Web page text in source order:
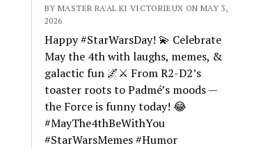
BY MASTER RA'AL KI VICTORIEUX ON MAY 3,
2026
Happy #StarWarsDay! 💫 Celebrate
May the 4th with laughs, memes, &
galactic fun 🌌⚔️ From R2-D2’s
toaster roots to Padmé’s moods —
the Force is funny today! 😂
#MayThe4thBeWithYou
#StarWarsMemes #Humor